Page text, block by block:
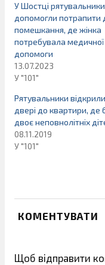
У Шостці рятувальники
допомогли потрапити
помешкання, де жінка
потребувала медичної
допомоги
13.07.2023
У "101"
Рятувальники відкрили
двері до квартири, де
двоє неповнолітніх
08.11.2019
У "101"
КОМЕНТУВАТИ
Щоб відправити